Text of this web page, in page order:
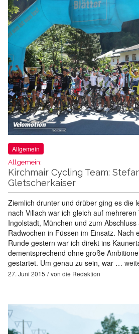
Allgemein
Allgemein:
Kirchmair Cycling Team:
Gletscherkaiser
Ziemlich drunter und drüber ging es die
nach Villach war ich gleich auf
Ingolstadt, München und zum Abschluss
Radwochen in Füssen im Einsatz. Nach
Runde gestern war ich direkt ins
dementsprechend ohne große
gestartet. Um genau zu sein, war …
27. Juni 2015 von die Redaktion